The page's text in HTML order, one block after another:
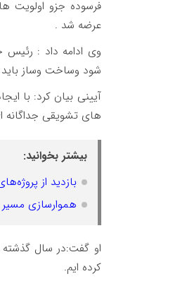
عرضه شد .
وی ادامه داد : رئیس
شود وساخت وساز
آیینی بیان کرد: با
های تشویقی جداگانه
بیشتر بخوانید:
بازدید از
هموارسازی
کرده ایم.